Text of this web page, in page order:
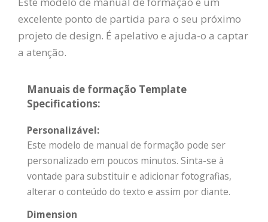
excelente ponto de partida para o seu próximo
projeto de design. É apelativo e ajuda-o a captar
a atenção.
Manuais de formação Template
Specifications:
Personalizável:
Este modelo de manual de formação pode ser
personalizado em poucos minutos. Sinta-se à
vontade para substituir e adicionar fotografias,
alterar o conteúdo do texto e assim por diante.
Dimension